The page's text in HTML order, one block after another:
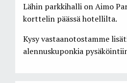
Lähin parkkihalli on Aimo
korttelin päässä hotellilta.
Kysy vastaanotostamme
alennuskuponkia